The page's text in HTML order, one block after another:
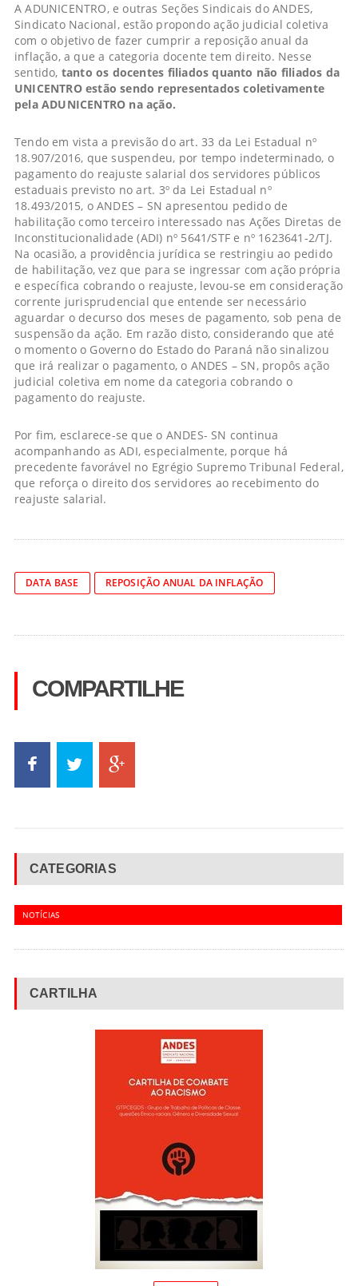
A ADUNICENTRO, e outras Seções Sindicais do ANDES,
Sindicato Nacional, estão propondo ação judicial coletiva
com o objetivo de fazer cumprir a reposição anual da
inflação, a que a categoria docente tem direito. Nesse
sentido, tanto os docentes filiados quanto não filiados da
UNICENTRO estão sendo representados coletivamente
pela ADUNICENTRO na ação.
Tendo em vista a previsão do art. 33 da Lei Estadual nº
18.907/2016, que suspendeu, por tempo indeterminado, o
pagamento do reajuste salarial dos servidores públicos
estaduais previsto no art. 3º da Lei Estadual nº
18.493/2015, o ANDES – SN apresentou pedido de
habilitação como terceiro interessado nas Ações Diretas de
Inconstitucionalidade (ADI) nº 5641/STF e nº 1623641-2/TJ.
Na ocasião, a providência jurídica se restringiu ao pedido
de habilitação, vez que para se ingressar com ação própria
e específica cobrando o reajuste, levou-se em consideração
corrente jurisprudencial que entende ser necessário
aguardar o decurso dos meses de pagamento, sob pena de
suspensão da ação. Em razão disto, considerando que até
o momento o Governo do Estado do Paraná não sinalizou
que irá realizar o pagamento, o ANDES – SN, propôs ação
judicial coletiva em nome da categoria cobrando o
pagamento do reajuste.
Por fim, esclarece-se que o ANDES- SN continua
acompanhando as ADI, especialmente, porque há
precedente favorável no Egrégio Supremo Tribunal Federal,
que reforça o direito dos servidores ao recebimento do
reajuste salarial.
DATA BASE REPOSIÇÃO ANUAL DA INFLAÇÃO
COMPARTILHE
CATEGORIAS
NOTÍCIAS
CARTILHA